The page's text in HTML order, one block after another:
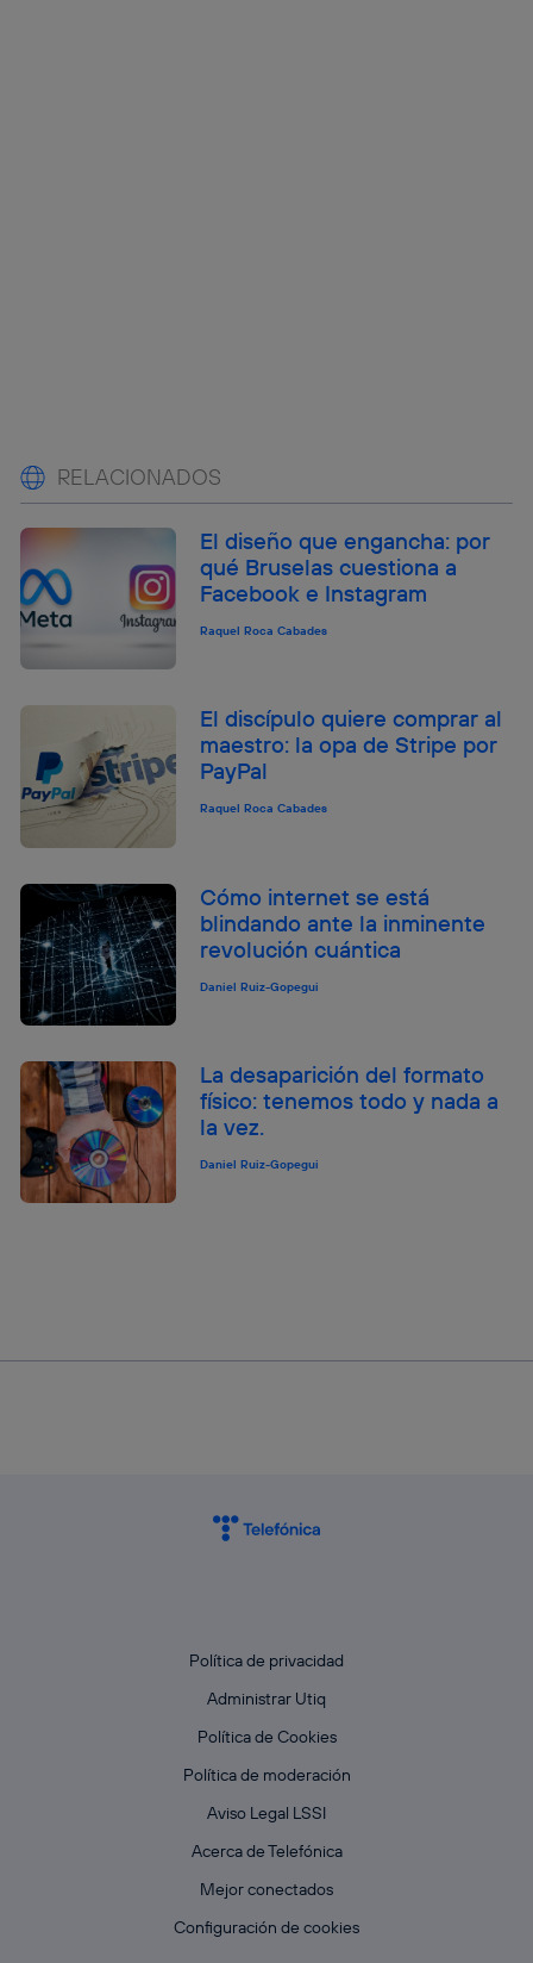
RELACIONADOS
El diseño que engancha: por
qué Bruselas cuestiona a
Facebook e Instagram
Raquel Roca Cabades
El discípulo quiere comprar al
maestro: la opa de Stripe por
PayPal
Raquel Roca Cabades
Cómo internet se está
blindando ante la inminente
revolución cuántica
Daniel Ruiz-Gopegui
La desaparición del formato
físico: tenemos todo y nada a
la vez.
Daniel Ruiz-Gopegui
Política de privacidad
Administrar Utiq
Política de Cookies
Política de moderación
Aviso Legal LSSI
Acerca de Telefónica
Mejor conectados
Configuración de cookies